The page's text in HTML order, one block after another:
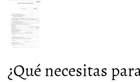
¿Qué necesitas